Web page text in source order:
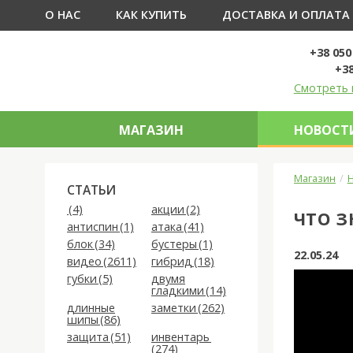
О НАС КАК КУПИТЬ ДОСТАВКА И ОПЛАТА
+38
Смотреть
МАГАЗИН
СТАТЬИ
(4)
акции (2)
антиспин (1)
атака (41)
блок (34)
бустеры (1)
видео (2611)
гибрид (18)
губки (5)
двумя
гладкими (14)
длинные
шипы (86)
заметки (262)
защита (51)
инвентарь
(274)
Магазин
ЧТО
22.05.24